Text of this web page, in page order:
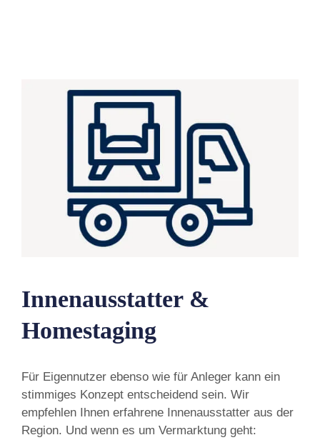
Innenausstatter &
Homestaging
Für Eigennutzer ebenso wie für Anleger kann ein
stimmiges Konzept entscheidend sein. Wir
empfehlen Ihnen erfahrene Innenausstatter aus der
Region. Und wenn es um Vermarktung geht: